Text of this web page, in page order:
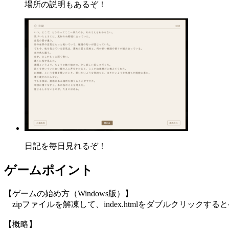
場所の説明もあるぞ！
日記を毎日見れるぞ！
ゲームポイント
【ゲームの始め方（Windows版）】
zipファイルを解凍して、index.htmlをダブルクリックすると
【概略】